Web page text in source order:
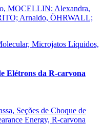
MOCELLIN; Alexandra,
Arnaldo, ÖHRWALL;
Microjatos Líquidos,
Elétrons da R-carvona
Seções de Choque de
Energy, R-carvona